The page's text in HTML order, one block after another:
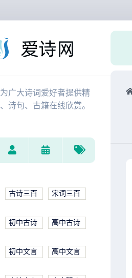
广大诗词爱好者提供精
诗句、古籍在线欣赏。
古诗三百 宋词三百
初中古诗 高中古诗
初中文言 高中文言